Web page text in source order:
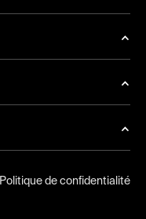
Politique de confidentialité